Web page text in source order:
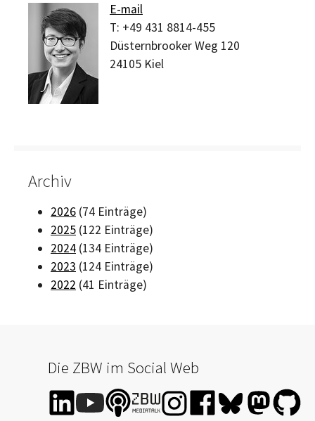
E-mail
T: +49 431 8814-455
Düsternbrooker Weg 120
24105 Kiel
Archiv
2026 (74 Einträge)
2025 (122 Einträge)
2024 (134 Einträge)
2023 (124 Einträge)
2022 (41 Einträge)
Die ZBW im Social Web